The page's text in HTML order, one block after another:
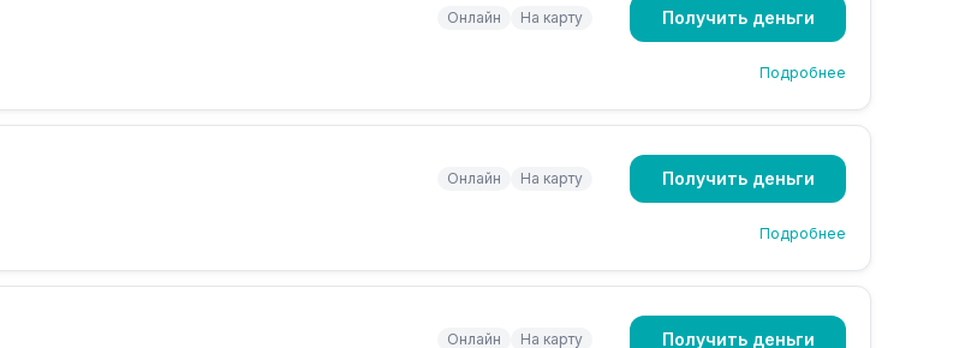
Онлайн На карту Получить деньги
Подробнее
Онлайн На карту Получить деньги
Подробнее
Онлайн На карту Получить деньги